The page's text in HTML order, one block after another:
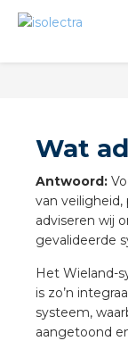
Wat
Antwoord:
van
adviseren wij
gevalideerde
Het Wieland-
is zo’n
systeem,
aangetoond